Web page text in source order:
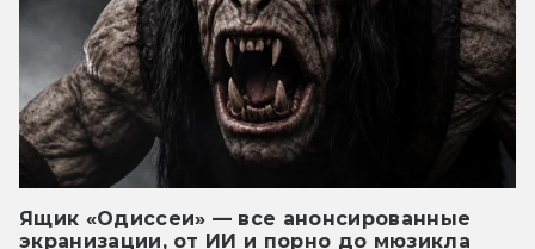
Ящик «Одиссеи» — все анонсированные
экранизации, от ИИ и порно до мюзикла